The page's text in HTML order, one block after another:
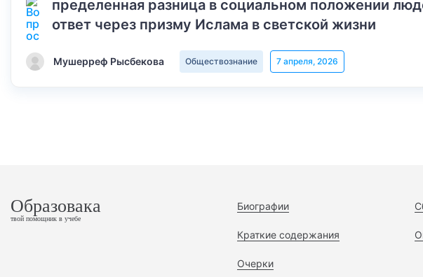
пределенная разница в социальном положении
ответ через призму Ислама в светской жизни
Мушерреф Рысбекова Обществознание 7 апреля, 2026
Образовака
твой помощник в учебе
Биографии
Краткие содержания
Очерки